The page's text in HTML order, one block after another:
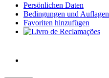
Persönlichen Daten
Bedingungen und Auflagen
Favoriten hinzufügen